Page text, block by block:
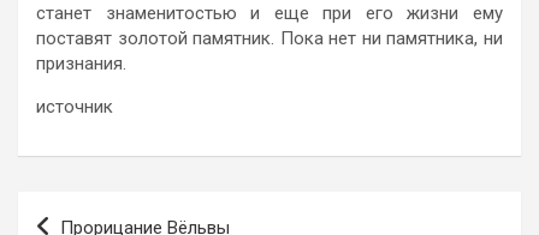
станет знаменитостью и еще при его жизни ему
поставят золотой памятник. Пока нет ни памятника, ни
признания.
источник
Навигация
Прорицание Вёльвы